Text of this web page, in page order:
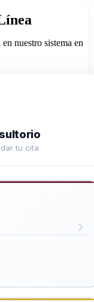
nuestro sistema en
tu cita